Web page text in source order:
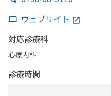
ウェブサイト
対応診療科
心療内科
診療時間